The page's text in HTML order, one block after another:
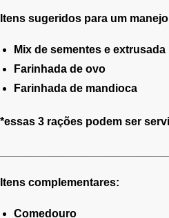
Itens sugeridos para um
Mix de sementes e
Farinhada de ovo
Farinhada de mandioca
*essas 3 rações podem ser
Itens complementares:
Comedouro